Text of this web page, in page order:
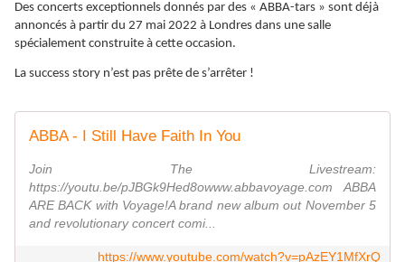
Des concerts exceptionnels donnés par des « ABBA-tars » sont déjà
annoncés à partir du 27 mai 2022 à Londres dans une salle
spécialement construite à cette occasion.
La success story n’est pas prête de s’arrêter !
ABBA - I Still Have Faith In You
Join The Livestream:
https://youtu.be/pJBGk9Hed8owww.abbavoyage.com ABBA
ARE BACK with Voyage!A brand new album out November 5
and revolutionary concert comi...
https://www.youtube.com/watch?v=pAzEY1MfXrQ